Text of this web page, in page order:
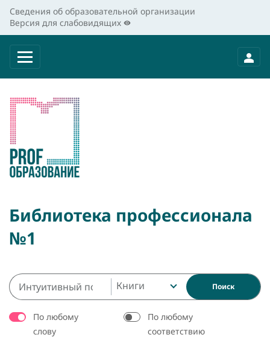
Сведения об образовательной организации
Версия для слабовидящих
Библиотека профессионала
№1
Книги Поиск
По любому
слову
По любому
соответствию